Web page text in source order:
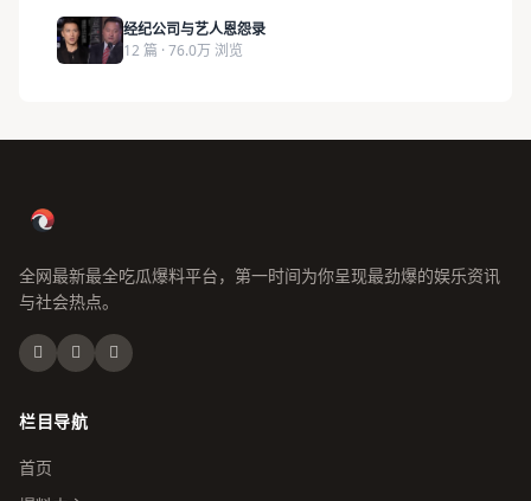
经纪公司与艺人恩怨录
12 篇 · 76.0万 浏览
全网最新最全吃瓜爆料平台，第一时间为你呈现最劲爆的娱乐资讯
与社会热点。
栏目导航
首页